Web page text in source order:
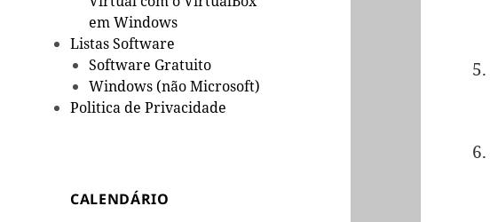
em Windows
Listas Software
Software Gratuito
Windows (não Microsoft)
Politica de Privacidade
CALENDÁRIO